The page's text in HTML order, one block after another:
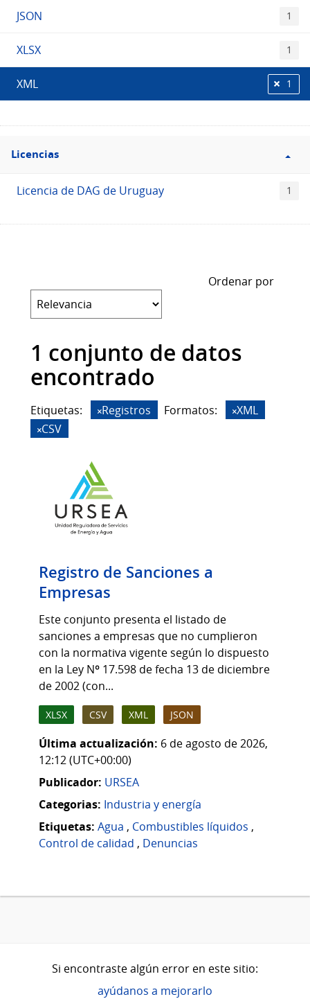
JSON 1
XLSX 1
XML 1
Filtro
Licencias
Licencias
Licencia de DAG de Uruguay 1
Ordenar por
1 conjunto de datos
encontrado
Etiquetas: Registros Formatos:
XML
CSV
Registro de Sanciones a
Empresas
Este conjunto presenta el listado de
sanciones a empresas que no cumplieron
con la normativa vigente según lo dispuesto
en la Ley Nº 17.598 de fecha 13 de diciembre
de 2002 (con...
XLSX CSV XML JSON
Última actualización: 6 de agosto de 2026,
12:12 (UTC+00:00)
Publicador: URSEA
Categorias: Industria y energía
Etiquetas: Agua , Combustibles líquidos ,
Control de calidad , Denuncias
Si encontraste algún error en este sitio:
ayúdanos a mejorarlo